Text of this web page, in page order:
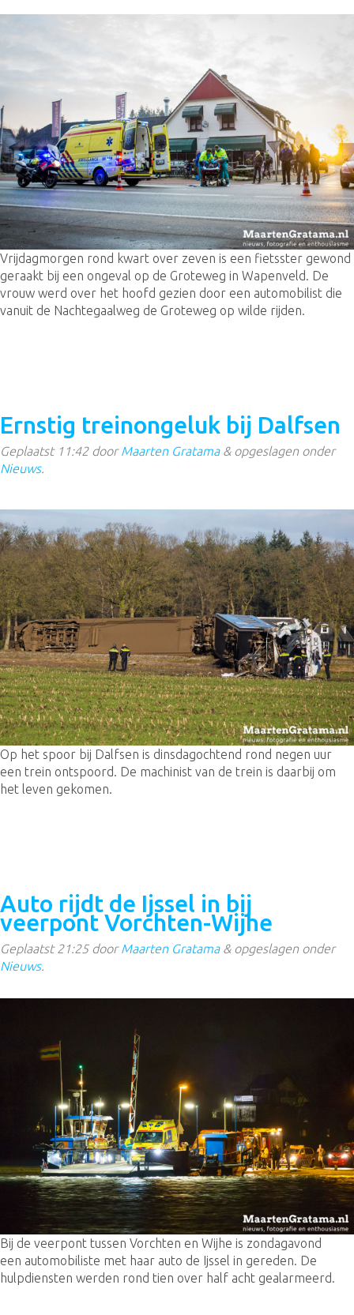
Vrijdagmorgen rond kwart over zeven is een fietsster gewond
geraakt bij een ongeval op de Groteweg in Wapenveld. De
vrouw werd over het hoofd gezien door een automobilist die
vanuit de Nachtegaalweg de Groteweg op wilde rijden.
Ernstig treinongeluk bij Dalfsen
Geplaatst 11:42doorMaarten Gratama &opgeslagen onder
Nieuws.
Op het spoor bij Dalfsen is dinsdagochtend rond negen uur
een trein ontspoord. De machinist van de trein is daarbij om
het leven gekomen.
Auto rijdt de Ijssel in bij
veerpont Vorchten-Wijhe
Geplaatst 21:25doorMaarten Gratama &opgeslagen onder
Nieuws.
Bij de veerpont tussen Vorchten en Wijhe is zondagavond
een automobiliste met haar auto de Ijssel in gereden. De
hulpdiensten werden rond tien over half acht gealarmeerd.